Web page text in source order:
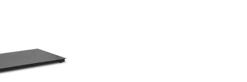
везни от Steinberg Systems